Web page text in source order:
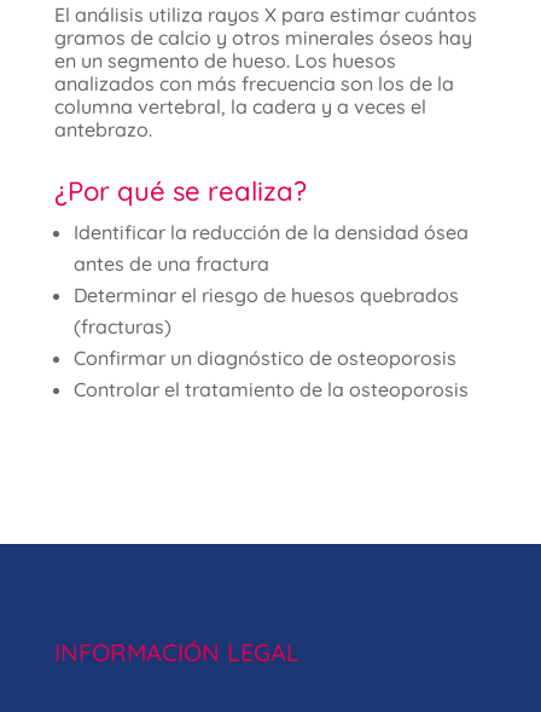
El análisis utiliza rayos X para estimar cuántos
gramos de calcio y otros minerales óseos hay
en un segmento de hueso. Los huesos
analizados con más frecuencia son los de la
columna vertebral, la cadera y a veces el
antebrazo.
¿Por qué se realiza?
Identificar la reducción de la densidad ósea
antes de una fractura
Determinar el riesgo de huesos quebrados
(fracturas)
Confirmar un diagnóstico de osteoporosis
Controlar el tratamiento de la osteoporosis
INFORMACIÓN LEGAL